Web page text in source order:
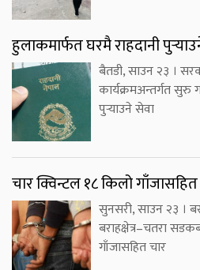
हुलाकमार्फत घरमै राहदानी
बैतडी, साउन २३ ।
कार्यक्रमअन्तर्गत सुरु
पुर्‍याउने सेवा
चार क्विन्टल १८ किलो
सुनसरी, साउन २३ ।
बराहक्षेत्र–चतरा
गाँजासहित चार